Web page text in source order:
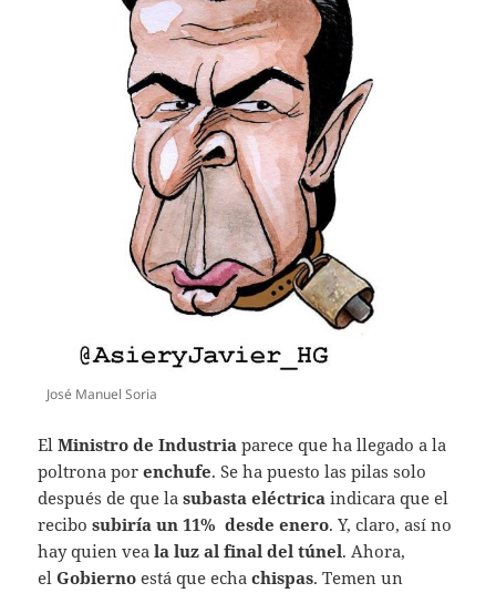
José Manuel Soria
ElMinistro de Industria parece que ha llegado a la
poltrona porenchufe. Se ha puesto las pilas solo
después de que la subasta eléctrica indicara que el
recibo subiría un 11% desde enero. Y, claro, así no
hay quien vea la luz al final del túnel. Ahora,
elGobierno está que echachispas. Temen un